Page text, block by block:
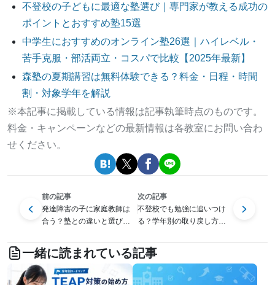
不登校の子どもに最適な塾選び｜専門家が教える成功の
ポイントとおすすめ塾15選
中学生におすすめのオンライン塾26選｜ハイレベル・
苦手克服・部活両立・コスパで比較【2025年最新】
森塾の夏期講習は無料体験できる？料金・日程・時間
割・対象学年を解説
※本記事に掲載している情報は記事執筆時点のものです。
料金・キャンペーンなどの最新情報は各教室にお問い合わ
せください。
前の記事
発達障害の子に家庭教師は
合う？塾との違いと選び方
次の記事
不登校でも勉強に追いつけ
る？学年別の取り戻し方と
一緒に読まれている記事